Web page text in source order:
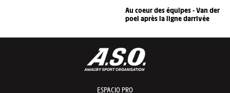
Au coeur des équipes - Van der
poel après la ligne darrivée
ESPACIO PRO